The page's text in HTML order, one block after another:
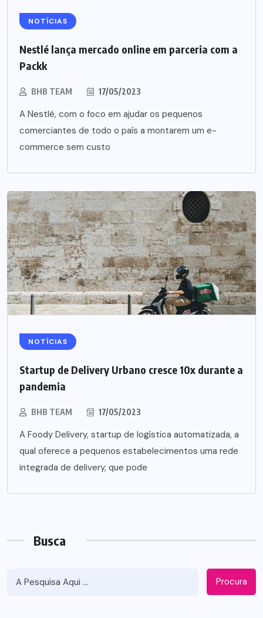
NOTÍCIAS
Nestlé lança mercado online em parceria com a
Packk
BHB TEAM 17/05/2023
A Nestlé, com o foco em ajudar os pequenos
comerciantes de todo o país a montarem um e-
commerce sem custo
NOTÍCIAS
Startup de Delivery Urbano cresce 10x durante a
pandemia
BHB TEAM 17/05/2023
A Foody Delivery, startup de logística automatizada, a
qual oferece a pequenos estabelecimentos uma rede
integrada de delivery, que pode
Busca
Procura